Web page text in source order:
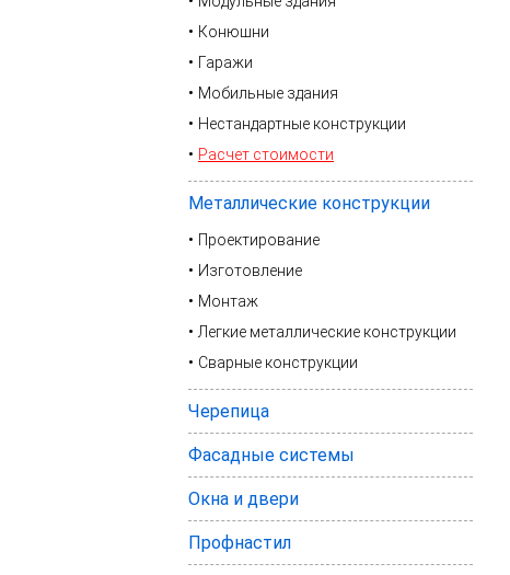
Конюшни
Гаражи
Мобильные здания
Нестандартные конструкции
Расчет стоимости
Металлические конструкции
Проектирование
Изготовление
Монтаж
Легкие металлические конструкции
Сварные конструкции
Черепица
Фасадные системы
Окна и двери
Профнастил